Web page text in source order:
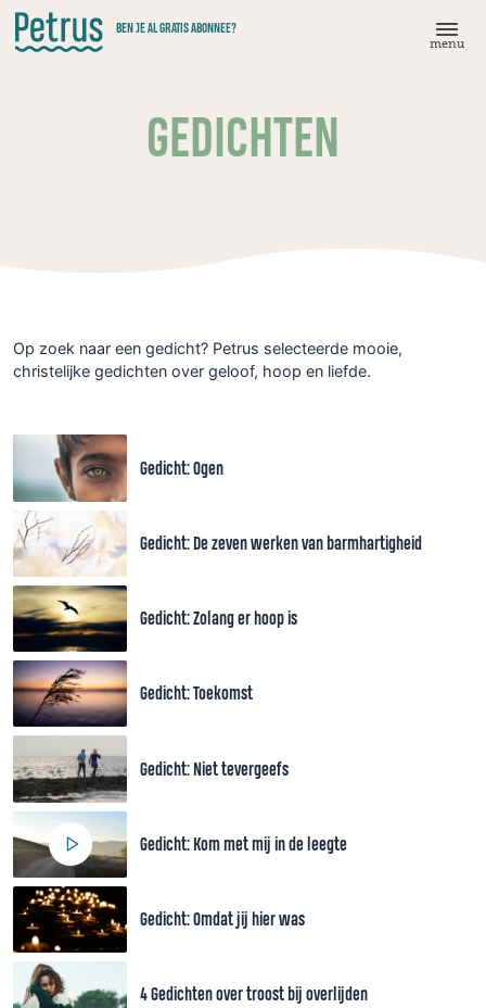
Doorgaan
naar
hoofdinhoud
BEN JE AL GRATIS ABONNEE?
menu
GEDICHTEN
Op zoek naar een gedicht? Petrus selecteerde mooie,
christelijke gedichten over geloof, hoop en liefde.
Gedicht: Ogen
Gedicht: De zeven werken van barmhartigheid
Gedicht: Zolang er hoop is
Gedicht: Toekomst
Gedicht: Niet tevergeefs
Gedicht: Kom met mij in de leegte
Gedicht: Omdat jij hier was
4 Gedichten over troost bij overlijden